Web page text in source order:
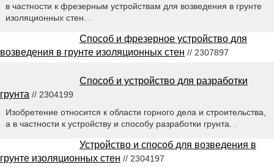
в частности к фрезерным устройствам для возведения в грунте
изоляционных стен. .
Способ и фрезерное устройство для
возведения в грунте изоляционных стен // 2307897
Способ и устройство для разработки
грунта // 2304199
Изобретение относится к области горного дела и строительства,
а в частности к устройству и способу разработки грунта. .
Устройство и способ для возведения в
грунте изоляционных стен // 2304197